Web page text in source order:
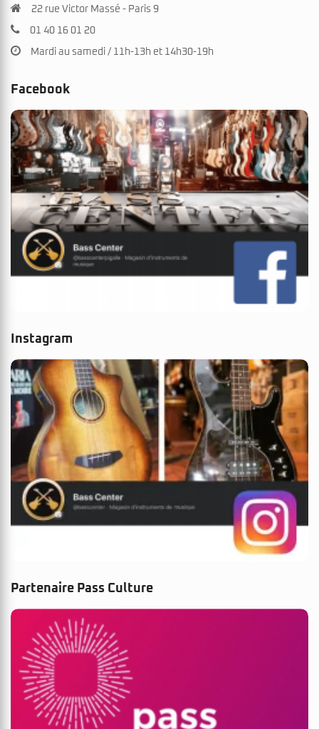
22 rue Victor Massé - Paris 9
01 40 16 01 20
Mardi au samedi / 11h-13h et 14h30-19h
Facebook
Instagram
Partenaire Pass Culture